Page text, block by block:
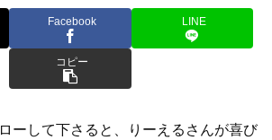
Facebook LINE
コピー
ーして下さると、りーえるさんが喜び